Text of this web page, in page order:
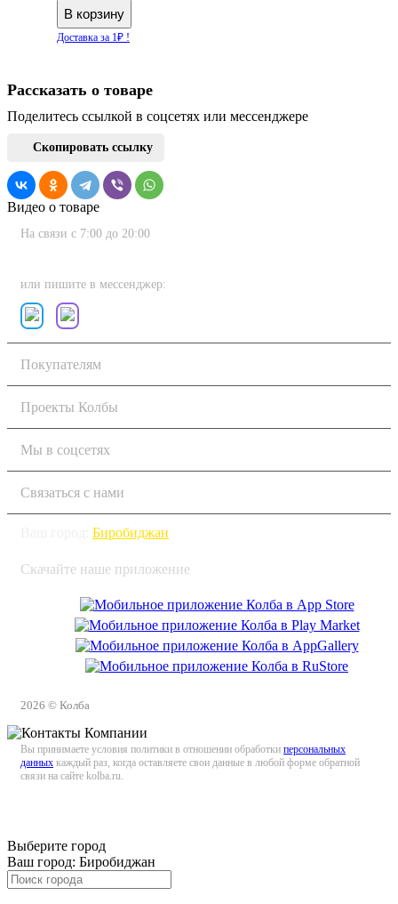
Доставка за 1₽ !
Рассказать о товаре
Поделитесь ссылкой в соцсетях или мессенджере
Скопировать ссылку
Видео о товаре
На связи с 7:00 до 20:00
или пишите в мессенджер:
Покупателям
Проекты Колбы
Мы в соцсетях
Связаться с нами
Биробиджан
Скачайте наше приложение
2026 © Колба
Вы принимаете условия политики в отношении обработки персональных
данных каждый раз, когда оставляете свои данные в любой форме обратной
связи на сайте kolba.ru.
Выберите город
Ваш город: Биробиджан